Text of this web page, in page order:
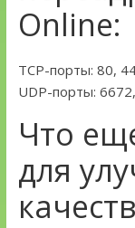
Online:
TCP-порты: 80,
UDP-порты:
Что
для